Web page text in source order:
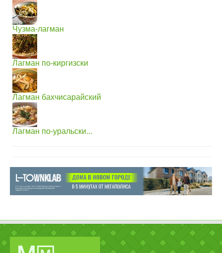
Чузма-лагман
Лагман по-киргизски
Лагман бахчисарайский
Лагман по-уральски...